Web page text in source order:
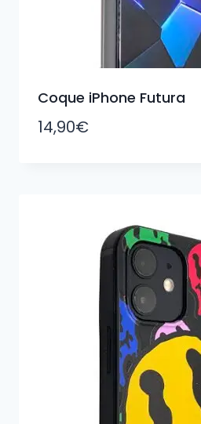
Coque iPhone Futura
14,90€